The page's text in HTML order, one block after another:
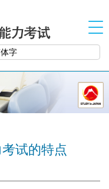
字
试的特点